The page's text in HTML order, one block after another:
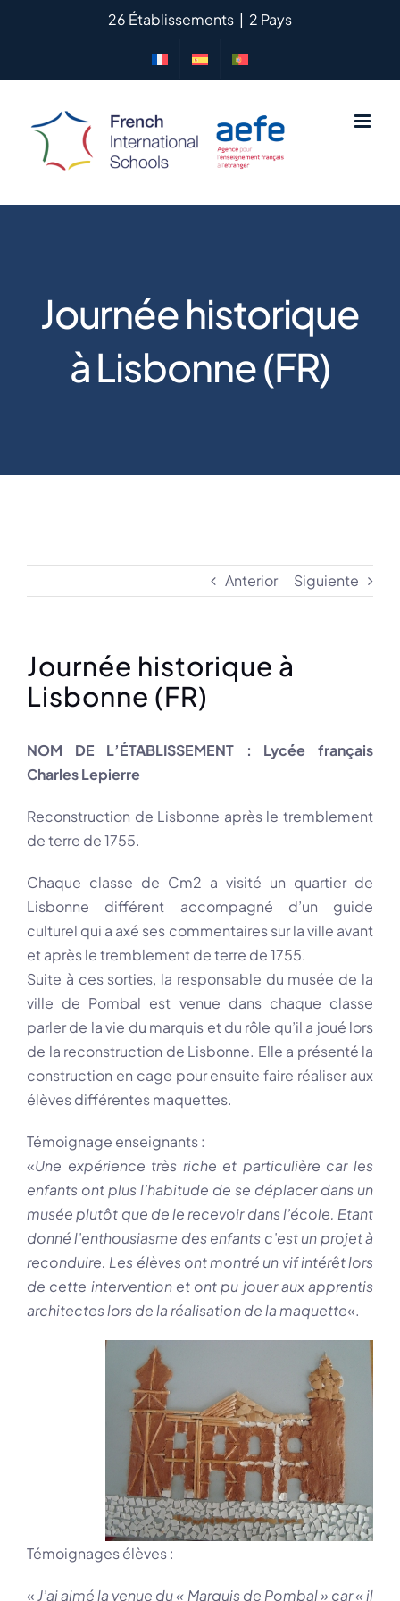
26 Établissements | 2 Pays
Journée historique
à Lisbonne (FR)
Anterior Siguiente
Journée historique à
Lisbonne (FR)
NOM DE L’ÉTABLISSEMENT : Lycée français
Charles Lepierre
Reconstruction de Lisbonne après le tremblement
de terre de 1755.
Chaque classe de Cm2 a visité un quartier de
Lisbonne différent accompagné d’un guide
culturel qui a axé ses commentaires sur la ville avant
et après le tremblement de terre de 1755.
Suite à ces sorties, la responsable du musée de la
ville de Pombal est venue dans chaque classe
parler de la vie du marquis et du rôle qu’il a joué lors
de la reconstruction de Lisbonne. Elle a présenté la
construction en cage pour ensuite faire réaliser aux
élèves différentes maquettes.
Témoignage enseignants :
«Une expérience très riche et particulière car les
enfants ont plus l’habitude de se déplacer dans un
musée plutôt que de le recevoir dans l’école. Etant
donné l’enthousiasme des enfants c’est un projet à
reconduire. Les élèves ont montré un vif intérêt lors
de cette intervention et ont pu jouer aux apprentis
architectes lors de la réalisation de la maquette«.
Témoignages élèves :
«J’ai aimé la venue du « Marquis de Pombal » car « il